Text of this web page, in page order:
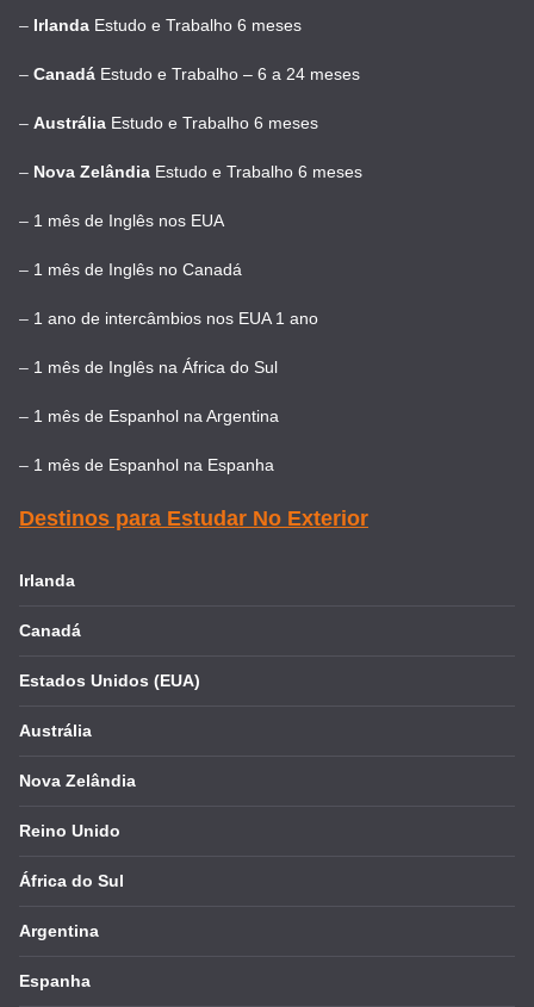
– Irlanda Estudo e Trabalho 6 meses
– Canadá Estudo e Trabalho – 6 a 24 meses
– Austrália Estudo e Trabalho 6 meses
– Nova Zelândia Estudo e Trabalho 6 meses
– 1 mês de Inglês nos EUA
– 1 mês de Inglês no Canadá
– 1 ano de intercâmbios nos EUA 1 ano
– 1 mês de Inglês na África do Sul
– 1 mês de Espanhol na Argentina
– 1 mês de Espanhol na Espanha
Destinos para Estudar No Exterior
Irlanda
Canadá
Estados Unidos (EUA)
Austrália
Nova Zelândia
Reino Unido
África do Sul
Argentina
Espanha